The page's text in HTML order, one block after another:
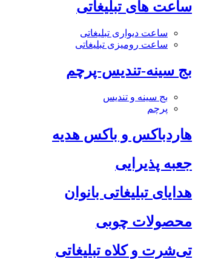
ساعت های تبلیغاتی
ساعت دیواری تبلیغاتی
ساعت رومیزی تبلیغاتی
بج سینه-تندیس-پرچم
بج سینه و تندیس
پرچم
هاردباکس و باکس هدیه
جعبه پذیرایی
هدایای تبلیغاتی بانوان
محصولات چوبی
تی‌شرت و کلاه تبلیغاتی